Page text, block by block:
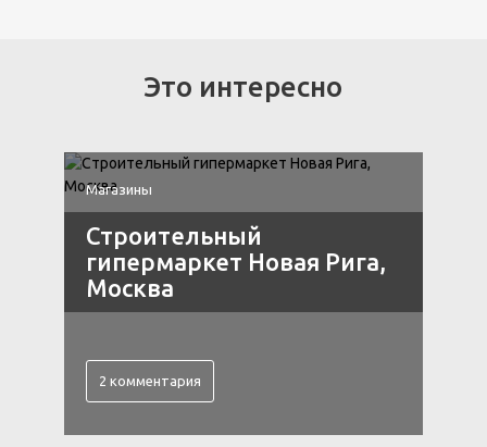
Это интересно
Магазины
Строительный
гипермаркет Новая Рига,
Москва
2 комментария